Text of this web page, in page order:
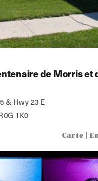
de Morris et
& Hwy 23 E
1K0
Carte